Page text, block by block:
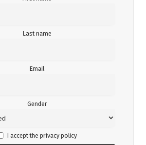
Last name
Email
Gender
I accept the privacy policy